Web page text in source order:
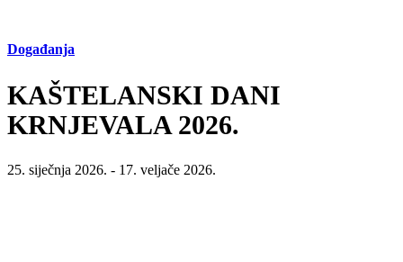
+385 21 227 933 info@kastela-info.hr
Villa Nika, Kamberovo šetalište 30,
Događanja
KAŠTELANSKI DANI
KRNJEVALA 2026.
25. siječnja 2026. - 17. veljače 2026.